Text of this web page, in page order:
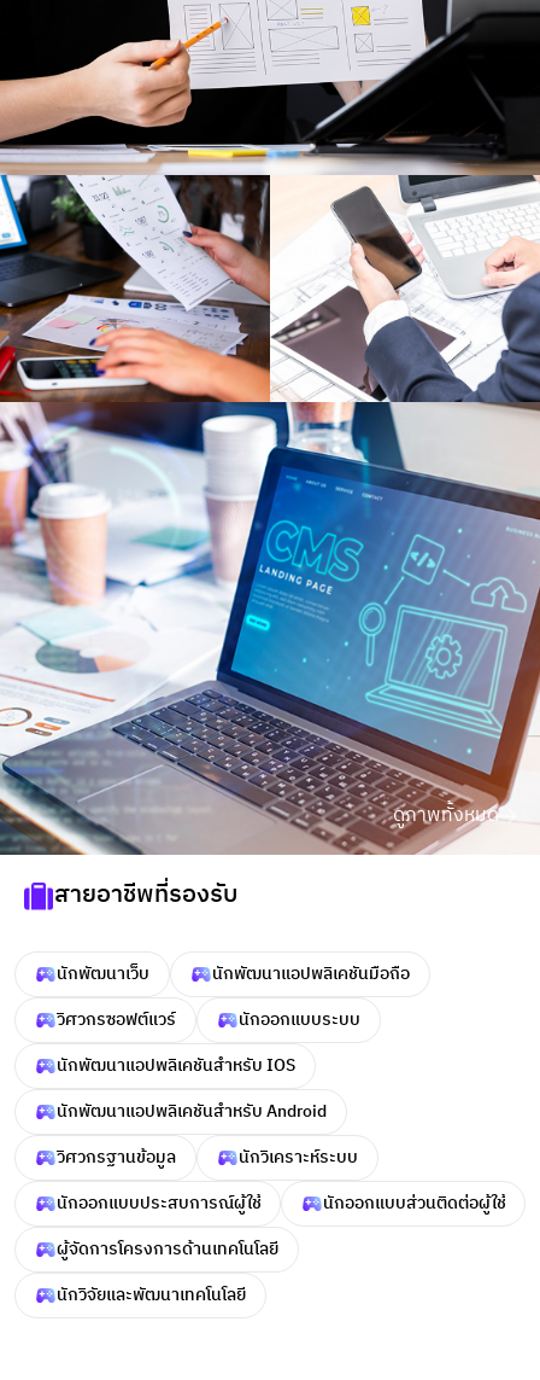
ดูภาพทั้งหมด
สายอาชีพที่รองรับ
นักพัฒนาเว็บ
นักพัฒนาแอปพลิเคชันมือถือ
วิศวกรซอฟต์แวร์
นักออกแบบระบบ
นักพัฒนาแอปพลิเคชันสำหรับ IOS
นักพัฒนาแอปพลิเคชันสำหรับ Android
วิศวกรฐานข้อมูล
นักวิเคราะห์ระบบ
นักออกแบบประสบการณ์ผู้ใช้
นักออกแบบส่วนติดต่อผู้ใช้
ผู้จัดการโครงการด้านเทคโนโลยี
นักวิจัยและพัฒนาเทคโนโลยี